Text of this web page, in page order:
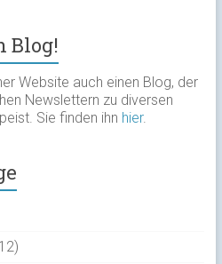
Blog!
Website auch einen Blog, der
Newslettern zu diversen
Sie finden ihn hier.